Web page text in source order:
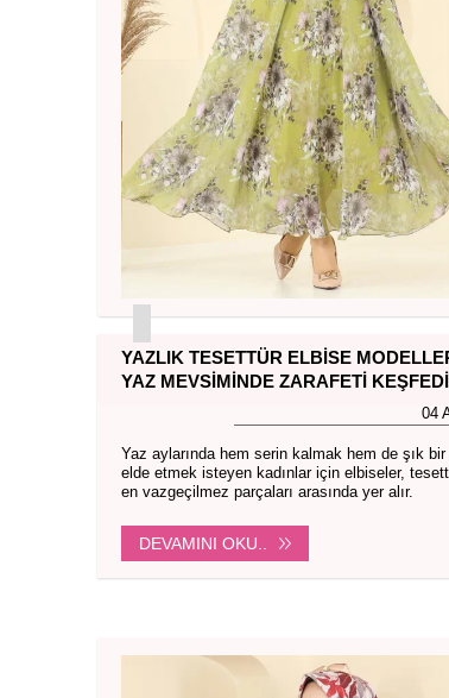
YAZLIK TESETTÜR ELBISE
YAZ MEVSIMINDE ZARAFETI
04
Yaz aylarında hem serin kalmak hem de şık bir
elde etmek isteyen kadınlar için elbiseler,
en vazgeçilmez parçaları arasında yer alır.
DEVAMINI OKU..